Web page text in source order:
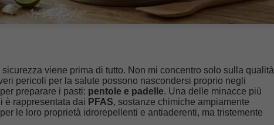
viene prima di tutto. Non mi concentro solo sulla qualità
pericoli per la salute possono nascondersi proprio negli
preparare i pasti: pentole e padelle. Una delle minacce più
è rappresentata dai PFAS, sostanze chimiche ampiamente
le loro proprietà idrorepellenti e antiaderenti, ma tristemente